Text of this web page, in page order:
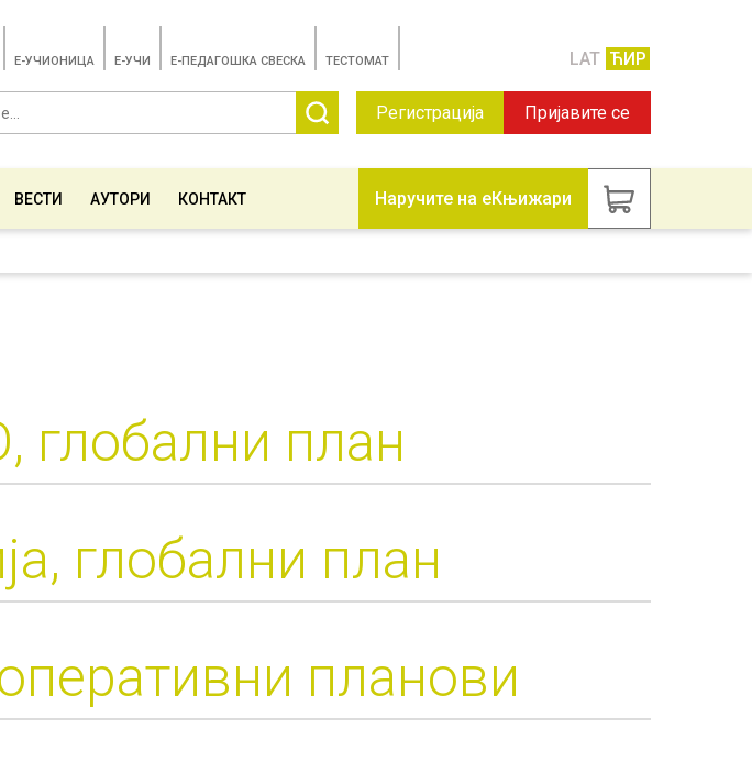
E-УЧИОНИЦА E-УЧИ Е-ПЕДАГОШКА СВЕСКА TЕСТОМАТ LAT ЋИР
Регистрација Пријавите се
ВЕСТИ АУТОРИ КОНТАКТ Наручите на еКњижари
план
глобални план
планови